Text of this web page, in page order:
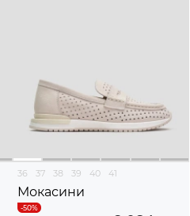
36 37 38 39 40 41
Мокасини